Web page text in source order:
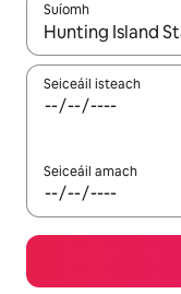
Suíomh
Nuair a bheidh
Seiceáil isteach
Seiceáil amach